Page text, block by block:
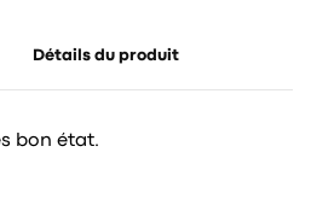
Détails du produit
bon état.